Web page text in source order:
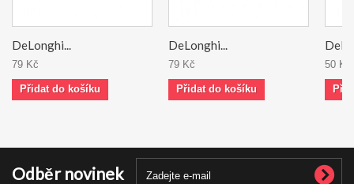
DeLonghi...
79 Kč
Přidat do košíku
DeLonghi...
79 Kč
Přidat do košíku
50 Kč
Odběr novinek